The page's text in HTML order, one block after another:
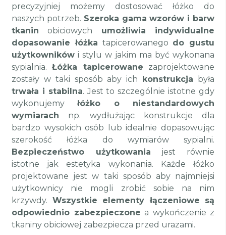
precyzyjniej możemy dostosować łóżko do
naszych potrzeb. Szeroka gama wzorów i barw
tkanin obiciowych umożliwia indywidualne
dopasowanie łóżka tapicerowanego do gustu
użytkowników i stylu w jakim ma być wykonana
sypialnia.Łóżka tapicerowane zaprojektowane
zostały w taki sposób aby ich
konstrukcja była
trwała i stabilna. Jest to szczególnie istotne gdy
wykonujemyłóżko o niestandardowych
wymiarach np. wydłużając konstrukcje dla
bardzo wysokich osób lub idealnie dopasowując
szerokość łóżka do wymiarów sypialni.
Bezpieczeństwo użytkowania jest równie
istotne jak estetyka wykonania. Każde łóżko
projektowane jest w taki sposób aby najmniejsi
użytkownicy nie mogli zrobić sobie na nim
krzywdy. Wszystkie elementy łączeniowe są
odpowiednio zabezpieczone a wykończenie z
tkaniny obiciowej zabezpiecza przed urazami.